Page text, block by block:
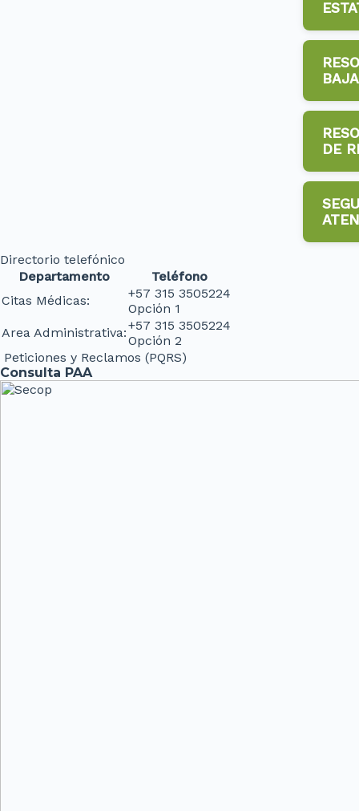
PDF
PDF
DE
PDF
Directorio telefónico
Departamento
Teléfono
Citas Médicas:
+57 315 3505224
Opción 1
Area Administrativa:+57 315 3505224
Opción 2
Peticiones y Reclamos (PQRS)
Consulta PAA